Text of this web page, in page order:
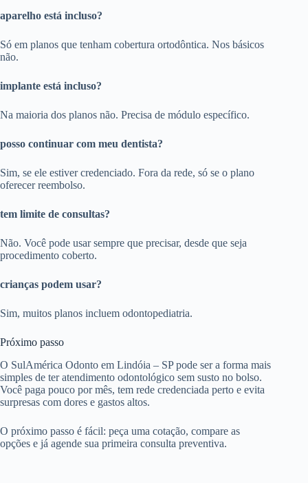
aparelho está incluso?
Só em planos que tenham cobertura ortodôntica. Nos básicos
não.
implante está incluso?
Na maioria dos planos não. Precisa de módulo específico.
posso continuar com meu dentista?
Sim, se ele estiver credenciado. Fora da rede, só se o plano
oferecer reembolso.
tem limite de consultas?
Não. Você pode usar sempre que precisar, desde que seja
procedimento coberto.
crianças podem usar?
Sim, muitos planos incluem odontopediatria.
Próximo passo
O SulAmérica Odonto em Lindóia – SP pode ser a forma mais
simples de ter atendimento odontológico sem susto no bolso.
Você paga pouco por mês, tem rede credenciada perto e evita
surpresas com dores e gastos altos.
O próximo passo é fácil: peça uma cotação, compare as
opções e já agende sua primeira consulta preventiva.